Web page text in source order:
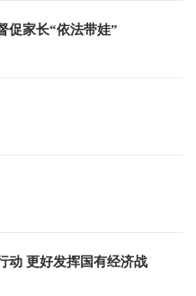
促家长“依法带娃”
动 更好发挥国有经济战